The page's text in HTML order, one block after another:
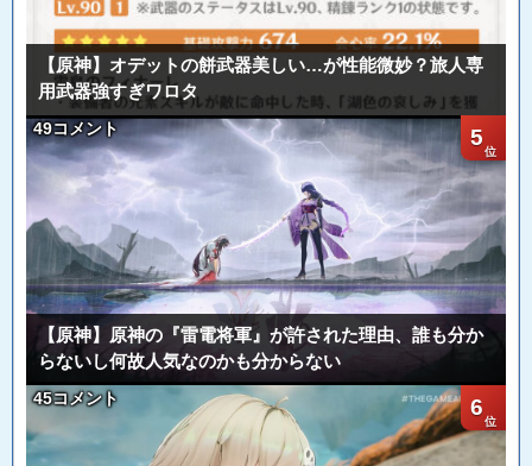
【原神】オデットの餅武器美しい…が性能微妙？旅人専
用武器強すぎワロタ
5
49コメント
【原神】原神の『雷電将軍』が許された理由、誰も分か
らないし何故人気なのかも分からない
6
45コメント